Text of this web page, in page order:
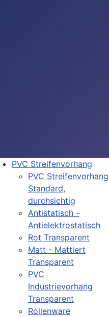
PVC Streifenvorhang
PVC Streifenvorhang
Standard,
durchsichtig
Antistatisch -
Antielektrostatisch
Rot Transparent
Matt - Mattiert
Transparent
PVC
Industrievorhang
Transparent
Rollenware